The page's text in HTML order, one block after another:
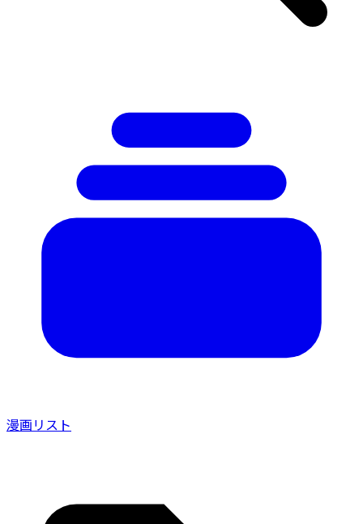
漫画リスト